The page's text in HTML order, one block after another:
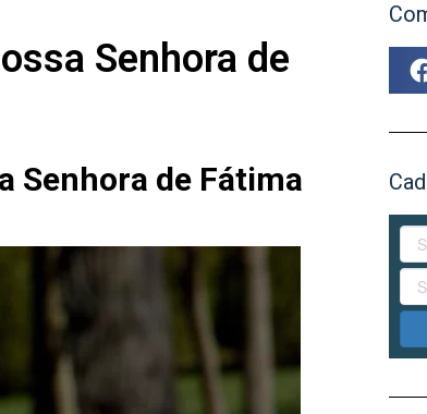
Senhora de
Senhora de Fátima